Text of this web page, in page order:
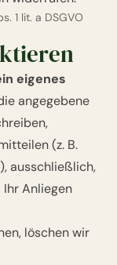
1 lit. a DSGVO
eigenes
angegebene
(z. B.
ausschließlich,
Ihr Anliegen
löschen wir